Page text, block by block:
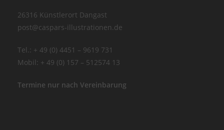
26316 Künstlerort Dangast
post@caspars-illustrationen.de
Tel.: + 49 (0) 4451 – 9619 731
Mobil: + 49 (0) 157 – 512574 13
Termine nur nach Vereinbarung